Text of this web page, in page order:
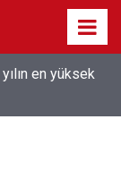
en yüksek
savcılığa suç